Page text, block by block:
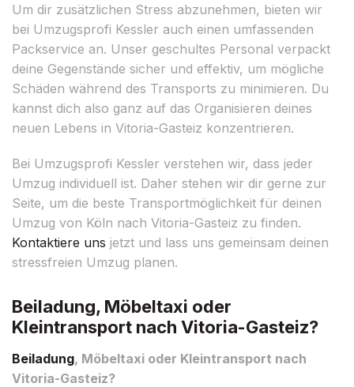
Um dir zusätzlichen Stress abzunehmen, bieten wir
bei Umzugsprofi Kessler auch einen umfassenden
Packservice an. Unser geschultes Personal verpackt
deine Gegenstände sicher und effektiv, um mögliche
Schäden während des Transports zu minimieren. Du
kannst dich also ganz auf das Organisieren deines
neuen Lebens in Vitoria-Gasteiz konzentrieren.
Bei Umzugsprofi Kessler verstehen wir, dass jeder
Umzug individuell ist. Daher stehen wir dir gerne zur
Seite, um die beste Transportmöglichkeit für deinen
Umzug von Köln nach Vitoria-Gasteiz zu finden.
Kontaktiere uns jetzt und lass uns gemeinsam deinen
stressfreien Umzug planen.
Beiladung, Möbeltaxi oder
Kleintransport nach Vitoria-Gasteiz?
Beiladung, Möbeltaxi oder Kleintransport nach
Vitoria-Gasteiz?